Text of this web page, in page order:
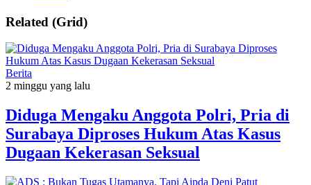
Related (Grid)
Berita
2 minggu yang lalu
Diduga Mengaku Anggota Polri, Pria di
Surabaya Diproses Hukum Atas Kasus
Dugaan Kekerasan Seksual